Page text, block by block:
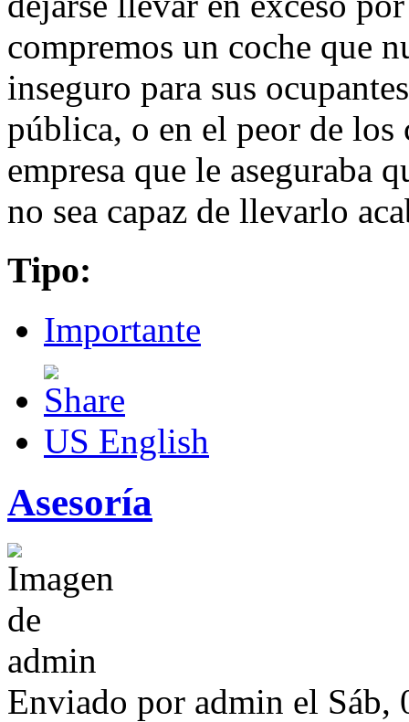
compremos un coche que
inseguro para sus
pública, o en el peor de los
empresa que le aseguraba
no sea capaz de llevarlo
Tipo:
Importante
US English
Asesoría
Enviado por admin el Sáb,